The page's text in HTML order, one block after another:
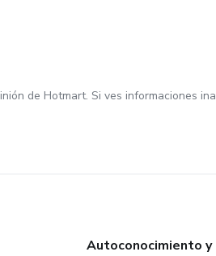
de Hotmart. Si ves informaciones
Autoconocimiento